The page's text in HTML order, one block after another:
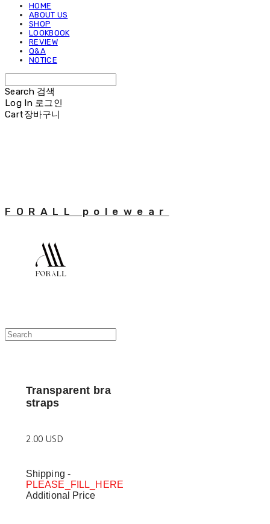
HOME
ABOUT US
SHOP
LOOKBOOK
REVIEW
Q&A
NOTICE
Search 검색
Log In 로그인
Cart장바구니
FORALL polewear
Transparent bra
straps
2.00 USD
Shipping -
PLEASE_FILL_HERE
Additional Price